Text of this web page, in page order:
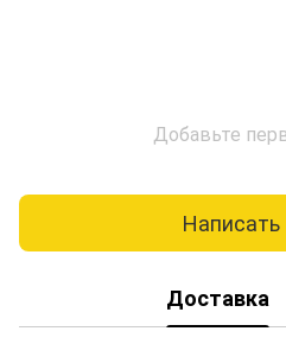
Добавьте
Доставка